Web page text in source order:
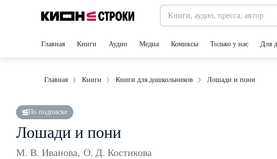
Главная Книги Аудио Медиа Комиксы Только у нас Для
Главная Книги Книги для дошкольников Лошади и пони
По подписке
Лошади и пони
М. В. Иванова, О. Д. Костикова